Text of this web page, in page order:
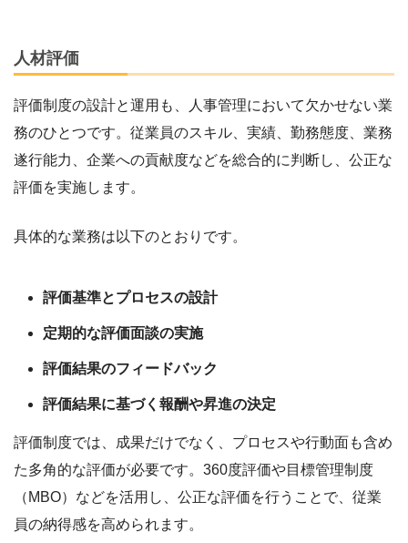
人材評価
評価制度の設計と運用も、人事管理において欠かせない業
務のひとつです。従業員のスキル、実績、勤務態度、業務
遂行能力、企業への貢献度などを総合的に判断し、公正な
評価を実施します。
具体的な業務は以下のとおりです。
評価基準とプロセスの設計
定期的な評価面談の実施
評価結果のフィードバック
評価結果に基づく報酬や昇進の決定
評価制度では、成果だけでなく、プロセスや行動面も含め
た多角的な評価が必要です。360度評価や目標管理制度
（MBO）などを活用し、公正な評価を行うことで、従業
員の納得感を高められます。